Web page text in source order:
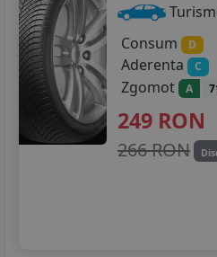
Consum
D
Aderenta C
Zgomot A
249 RON
266 RON